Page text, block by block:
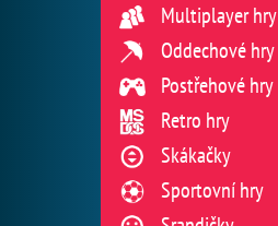
Multiplayer hry
Oddechové hry
Postřehové hry
Retro hry
Skákačky
Sportovní hry